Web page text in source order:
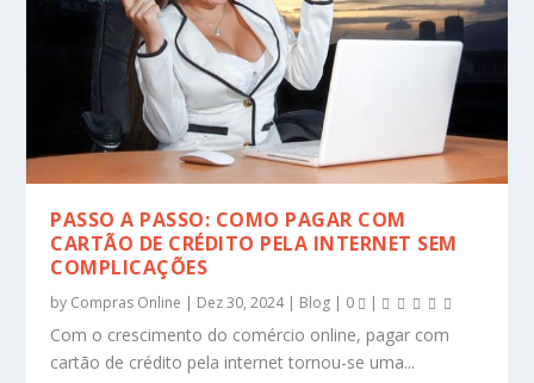
PASSO A PASSO: COMO PAGAR COM
CARTÃO DE CRÉDITO PELA INTERNET SEM
COMPLICAÇÕES
by Compras Online | Dez 30, 2024| Blog | 0 |
Com o crescimento do comércio online, pagar com
cartão de crédito pela internet tornou-se uma...